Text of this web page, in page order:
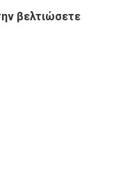
βελτιώσετε